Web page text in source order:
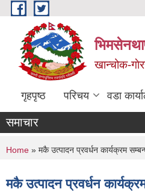
Skip to main content
खान्चोक-
गृहपृष्ठ परिचय वडा
समाचार
You are here
Home » मकै उत्पादन प्रवर्धन कार्यक्रम
मकै उत्पादन प्रवर्धन